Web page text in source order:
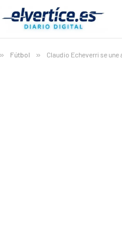
» Fútbol » Claudio Echeverri se une al Girona